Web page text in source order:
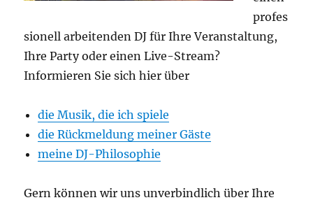
profes
sionell arbeitenden DJ für Ihre Veranstaltung,
Ihre Party oder einen Live-Stream?
Informieren Sie sich hier über
die Musik, die ich spiele
die Rückmeldung meiner Gäste
meine DJ-Philosophie
Gern können wir uns unverbindlich über Ihre